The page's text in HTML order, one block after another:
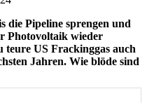
die Pipeline sprengen und
Photovoltaik wieder
teure US Frackinggas auch
Jahren. Wie blöde sind